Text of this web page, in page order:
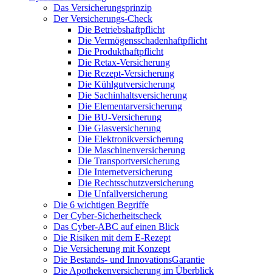
Das Versicherungsprinzip
Der Versicherungs-Check
Die Betriebshaftpflicht
Die Vermögensschadenhaftpflicht
Die Produkthaftpflicht
Die Retax-Versicherung
Die Rezept-Versicherung
Die Kühlgutversicherung
Die Sachinhaltsversicherung
Die Elementarversicherung
Die BU-Versicherung
Die Glasversicherung
Die Elektronikversicherung
Die Maschinenversicherung
Die Transportversicherung
Die Internetversicherung
Die Rechtsschutzversicherung
Die Unfallversicherung
Die 6 wichtigen Begriffe
Der Cyber-Sicher­heits­check
Das Cyber-ABC auf einen Blick
Die Risiken mit dem E-Rezept
Die Versicherung mit Konzept
Die Bestands- und InnovationsGarantie
Die Apothekenversicherung im Überblick